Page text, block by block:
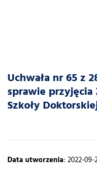
Uchwała nr 65 z
sprawie
Szkoły
Data utworzenia: 2022-09-